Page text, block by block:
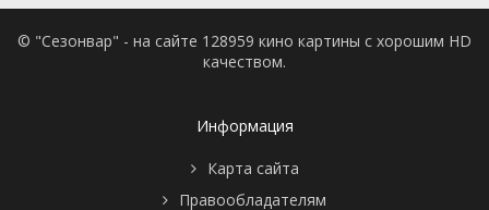
© "Сезонвар" - на сайте 128959 кино картины с хорошим HD
качеством.
Информация
Карта сайта
Правообладателям